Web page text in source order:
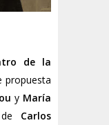
de la
propuesta
y María
Carlos